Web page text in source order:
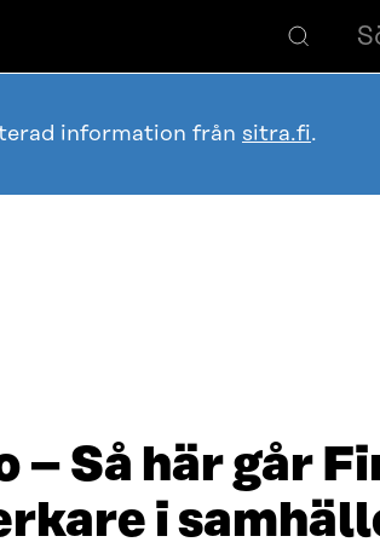
information från sitra.fi.
– Så här går
i